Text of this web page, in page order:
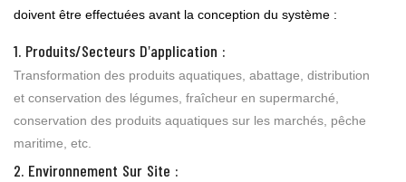
doivent être effectuées avant la conception du système :
1. Produits/secteurs D'application :
Transformation des produits aquatiques, abattage, distribution
et conservation des légumes, fraîcheur en supermarché,
conservation des produits aquatiques sur les marchés, pêche
maritime, etc.
2. Environnement Sur Site :